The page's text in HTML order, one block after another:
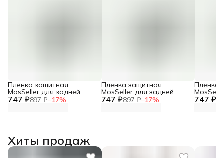
747 ₽897 ₽−17%
Пленка защитная
MosSeller для задней
панели для Infinix Zero 30 747 ₽897 ₽−17%
Пленка защитная
MosSeller для задней
панели для Infinix Note 40 747 ₽
Пленка
панели
Хиты продаж